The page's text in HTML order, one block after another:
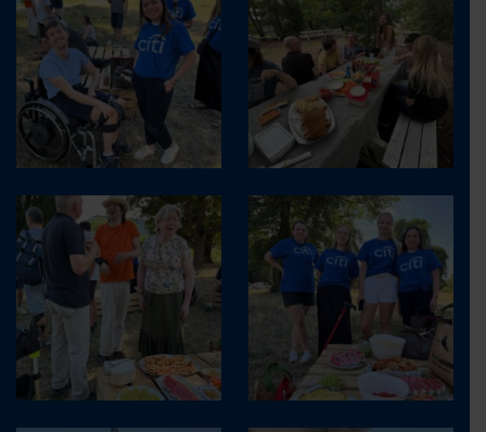
CEREBRUM V MÉDIÍCH
KONTAKT